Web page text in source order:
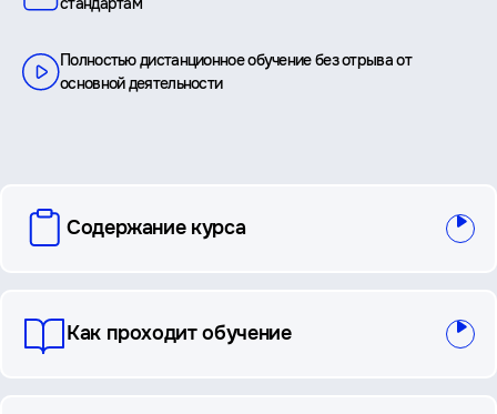
Полностью дистанционное обучение без отрыва от
основной деятельности
вопросы
Содержание курса
Как проходит обучение